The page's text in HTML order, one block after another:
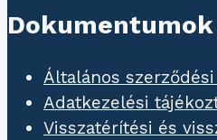
Dokumentumok
Általános
Adatkezelési
Visszatérítési és